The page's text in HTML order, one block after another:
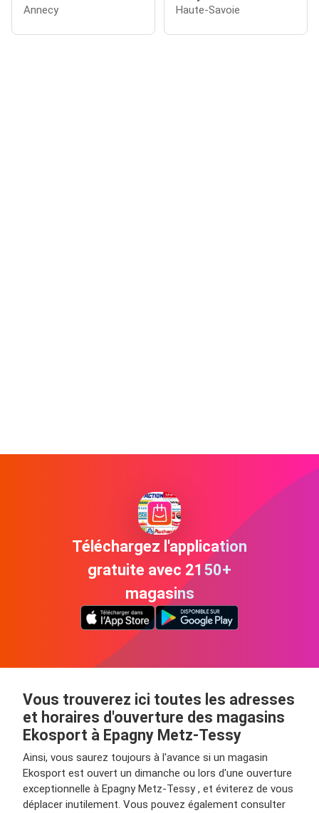
Annecy Haute-Savoie
Téléchargez l'application
gratuite avec 2150+
magasins
Vous trouverez ici toutes les adresses
et horaires d'ouverture des magasins
Ekosport à Epagny Metz-Tessy
Ainsi, vous saurez toujours à l'avance si un magasin
Ekosport est ouvert un dimanche ou lors d'une ouverture
exceptionnelle à Epagny Metz-Tessy , et éviterez de vous
déplacer inutilement. Vous pouvez également consulter